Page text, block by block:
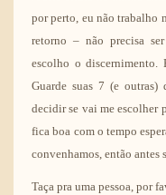
por perto, eu não trabalho
retorno – não precisa ser
escolho o discernimento.
Guarde suas 7 (e outras)
decidir se vai me escolher
fica boa com o tempo
convenhamos, então
Taça pra uma pessoa, por